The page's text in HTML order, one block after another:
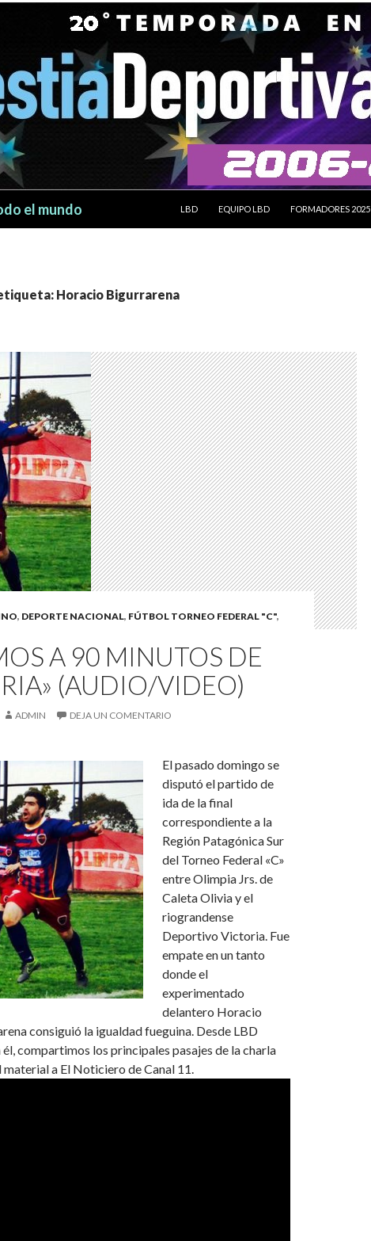
el mundo
LBD
EQUIPO LBD FORMADORES 2025
Horacio Bigurrarena
, DEPORTE NACIONAL, FÚTBOL TORNEO FEDERAL "C",
A 90 MINUTOS DE
(AUDIO/VIDEO)
ADMIN DEJA UN COMENTARIO
El pasado domingo se
disputó el partido de
ida de la final
correspondiente a la
Región Patagónica Sur
del Torneo Federal «C»
entre Olimpia Jrs. de
Caleta Olivia y el
riograndense
Deportivo Victoria. Fue
empate en un tanto
donde el
experimentado
delantero Horacio
consiguió la igualdad fueguina. Desde LBD
compartimos los principales pasajes de la charla
a El Noticiero de Canal 11.